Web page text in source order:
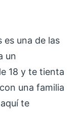
es una de las
un
18 y te tienta
una familia
te